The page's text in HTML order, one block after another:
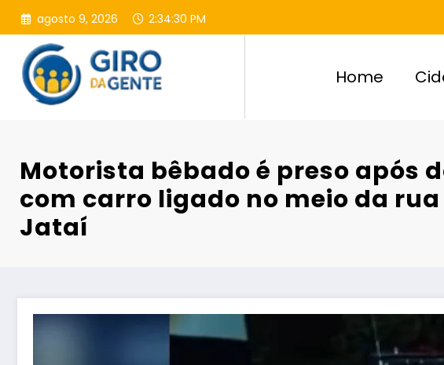
Pular
para
conteúdo
agosto 9, 2026 2:34:31 PM
Home
Motorista bêbado é preso após
com carro ligado no meio da rua
Jataí